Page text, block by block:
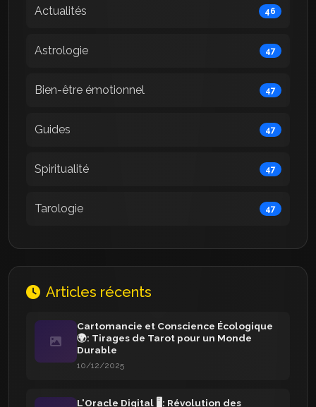
Actualités 46
Astrologie 47
Bien-être émotionnel 47
Guides 47
Spiritualité 47
Tarologie 47
Articles récents
Cartomancie et Conscience Écologique
🌍: Tirages de Tarot pour un Monde
Durable
10/12/2025
L'Oracle Digital 🖥️: Révolution des